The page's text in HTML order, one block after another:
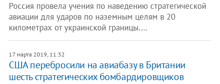
Россия провела учения по наведению стратегической
авиации для ударов по наземным целям в 20
километрах от украинской границы.…
17 марта 2019, 11:32
США перебросили на авиабазу в Британии
шесть стратегических бомбардировщиков